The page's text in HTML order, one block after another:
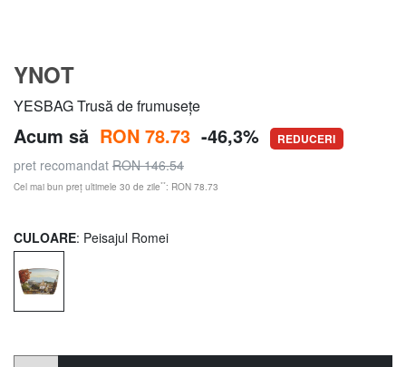
YNOT
YESBAG Trusă de frumusețe
Acum să RON 78.73 -46,3% REDUCERI
pret recomandat RON 146.54
Cel mai bun preț ultimele 30 de zile**: RON 78.73
CULOARE: Peisajul Romei